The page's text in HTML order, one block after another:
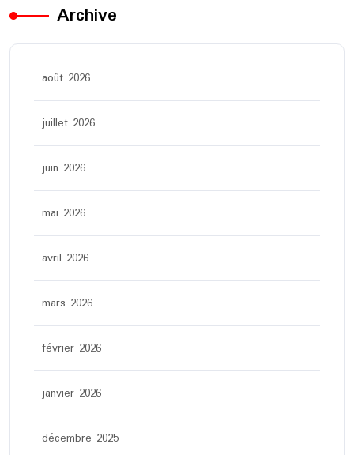
Archive
août 2026
juillet 2026
juin 2026
mai 2026
avril 2026
mars 2026
février 2026
janvier 2026
décembre 2025